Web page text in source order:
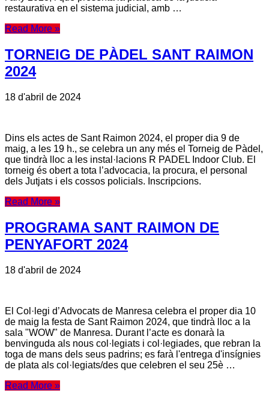
restaurativa en el sistema judicial, amb …
Read More »
TORNEIG DE PÀDEL SANT RAIMON
2024
18 d'abril de 2024
Dins els actes de Sant Raimon 2024, el proper dia 9 de
maig, a les 19 h., se celebra un any més el Torneig de Pàdel,
que tindrà lloc a les instal·lacions R PADEL Indoor Club. El
torneig és obert a tota l’advocacia, la procura, el personal
dels Jutjats i els cossos policials. Inscripcions.
Read More »
PROGRAMA SANT RAIMON DE
PENYAFORT 2024
18 d'abril de 2024
El Col·legi d’Advocats de Manresa celebra el proper dia 10
de maig la festa de Sant Raimon 2024, que tindrà lloc a la
sala "WOW" de Manresa. Durant l’acte es donarà la
benvinguda als nous col·legiats i col·legiades, que rebran la
toga de mans dels seus padrins; es farà l'entrega d'insígnies
de plata als col·legiats/des que celebren el seu 25è …
Read More »